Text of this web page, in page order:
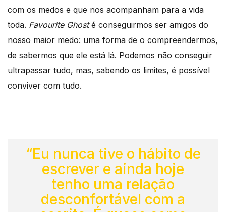
com os medos e que nos acompanham para a vida
toda. Favourite Ghosté conseguirmos ser amigos do
nosso maior medo: uma forma de o compreendermos,
de sabermos que ele está lá. Podemos não conseguir
ultrapassar tudo, mas, sabendo os limites, é possível
conviver com tudo.
“Eu nunca tive o hábito de
escrever e ainda hoje
tenho uma relação
desconfortável com a